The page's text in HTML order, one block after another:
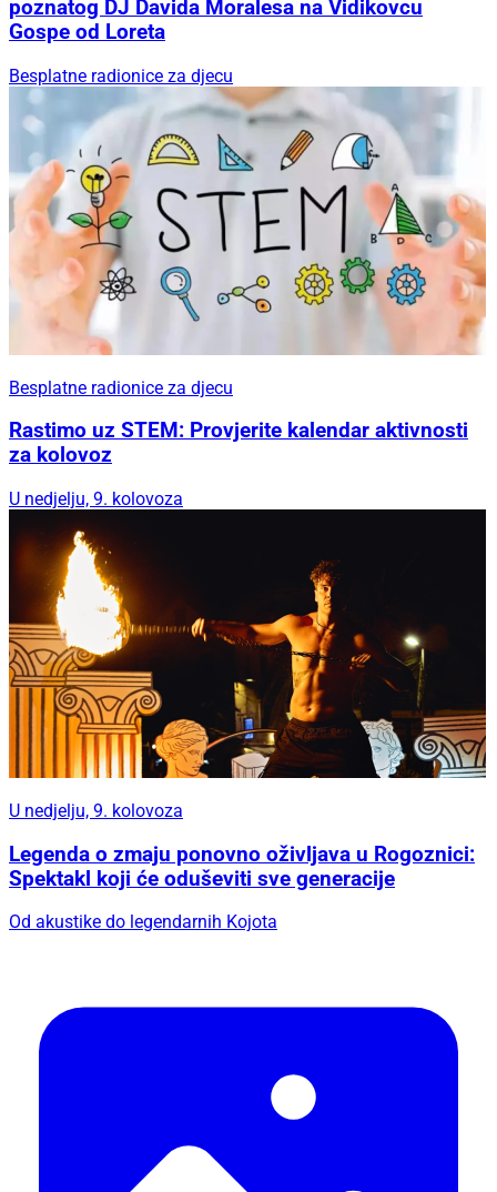
poznatog DJ Davida Moralesa na Vidikovcu
Gospe od Loreta
Besplatne radionice za djecu
Besplatne radionice za djecu
Rastimo uz STEM: Provjerite kalendar aktivnosti
za kolovoz
U nedjelju, 9. kolovoza
U nedjelju, 9. kolovoza
Legenda o zmaju ponovno oživljava u Rogoznici:
Spektakl koji će oduševiti sve generacije
Od akustike do legendarnih Kojota